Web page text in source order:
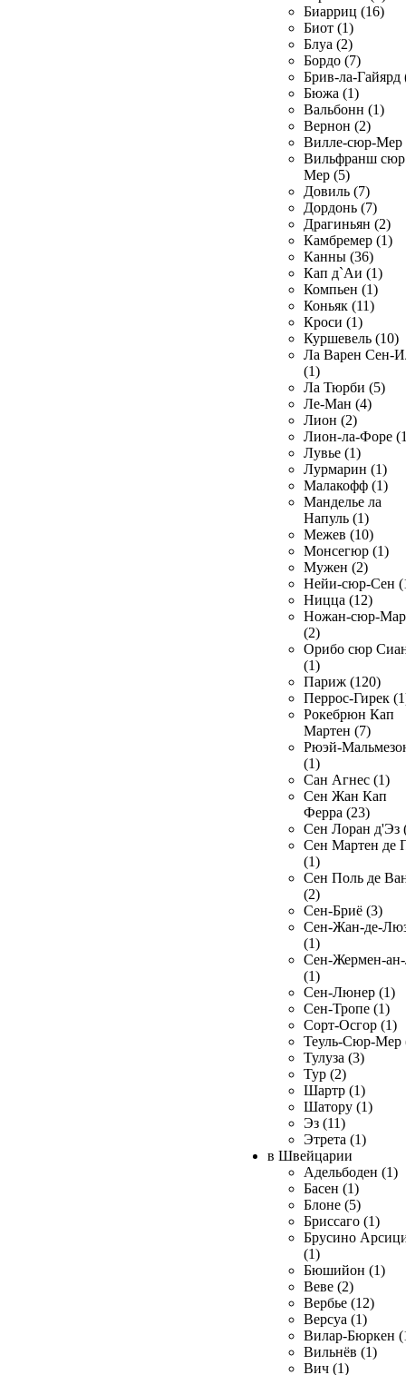
Биарриц (16)
Биот (1)
Блуа (2)
Бордо (7)
Брив-ла-Гайярд
Бюжа (1)
Вальбонн (1)
Вернон (2)
Вилле-сюр-Мер
Вильфранш сюр
Мер (5)
Довиль (7)
Дордонь (7)
Драгиньян (2)
Камбремер (1)
Канны (36)
Кап д`Аи (1)
Компьен (1)
Коньяк (11)
Кроси (1)
Куршевель (10)
Ла Варен Сен-
(1)
Ла Тюрби (5)
Ле-Ман (4)
Лион (2)
Лион-ла-Форе
Лувье (1)
Лурмарин (1)
Малакофф (1)
Манделье ла
Напуль (1)
Межев (10)
Монсегюр (1)
Мужен (2)
Нейи-сюр-Сен
Ницца (12)
Ножан-сюр-
(2)
Орибо сюр
(1)
Париж (120)
Перрос-Гирек
Рокебрюн Кап
Мартен (7)
Рюэй-
(1)
Сан Агнес (1)
Сен Жан Кап
Ферра (23)
Сен Лоран д'Эз
Сен Мартен де
(1)
Сен Поль де
(2)
Сен-Бриё (3)
Сен-Жан-де-
(1)
Сен-Жермен-
(1)
Сен-Люнер (1)
Сен-Тропе (1)
Сорт-Осгор (1)
Теуль-Сюр-Мер
Тулуза (3)
Тур (2)
Шартр (1)
Шатору (1)
Эз (11)
Этрета (1)
в Швейцарии
Адельбоден (1)
Басен (1)
Блоне (5)
Бриссаго (1)
Брусино
(1)
Бюшийон (1)
Веве (2)
Вербье (12)
Версуа (1)
Вилар-Бюркен
Вильнёв (1)
Вич (1)